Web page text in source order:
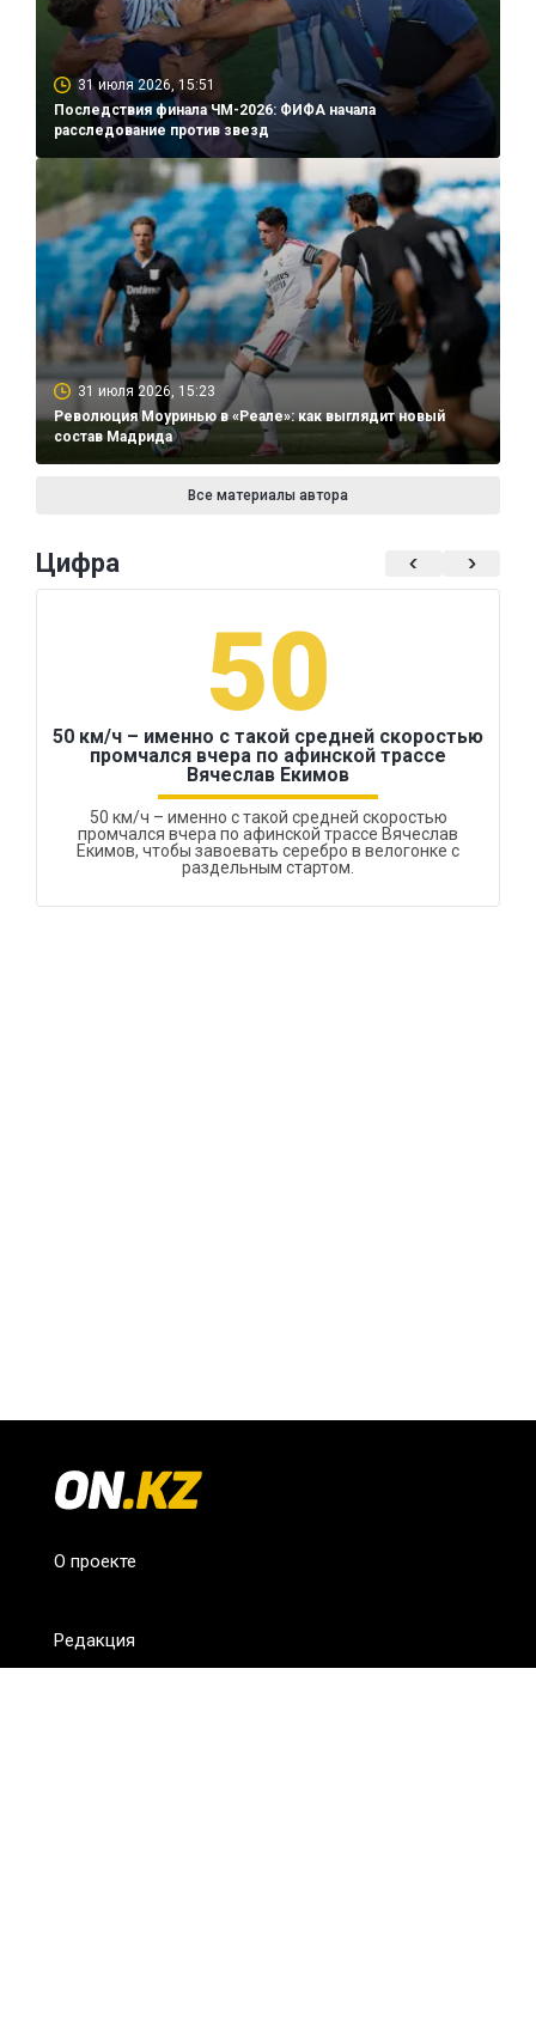
31 июля 2026, 15:51
Последствия финала ЧМ-2026: ФИФА начала
расследование против звезд
31 июля 2026, 15:23
Революция Моуринью в «Реале»: как выглядит новый
состав Мадрида
Все материалы автора
Цифра
50
50 км/ч – именно с такой средней скоростью
промчался вчера по афинской трассе
Вячеслав Екимов
50 км/ч – именно с такой средней скоростью
промчался вчера по афинской трассе Вячеслав
Екимов, чтобы завоевать серебро в велогонке с
раздельным стартом.
О проекте
Редакция